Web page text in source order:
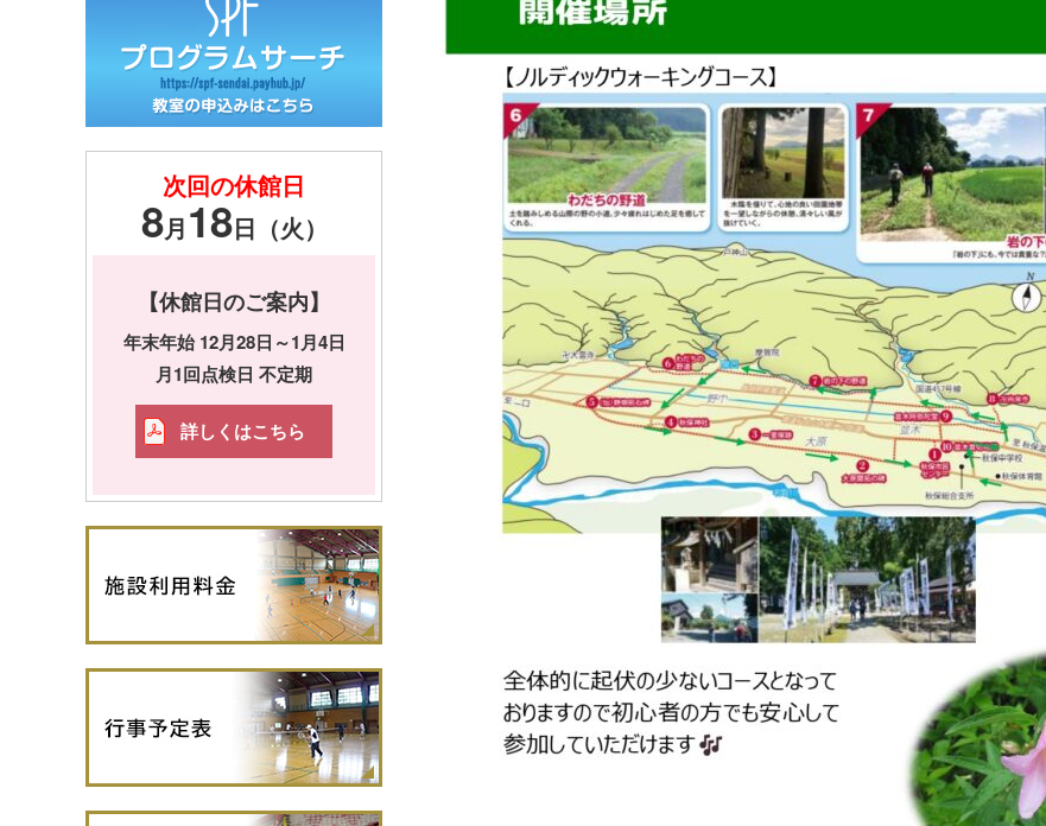
次回の休館日
8月18日（火）
【休館日のご案内】
年末年始 12月28日～1月4日
月1回点検日 不定期
詳しくはこちら